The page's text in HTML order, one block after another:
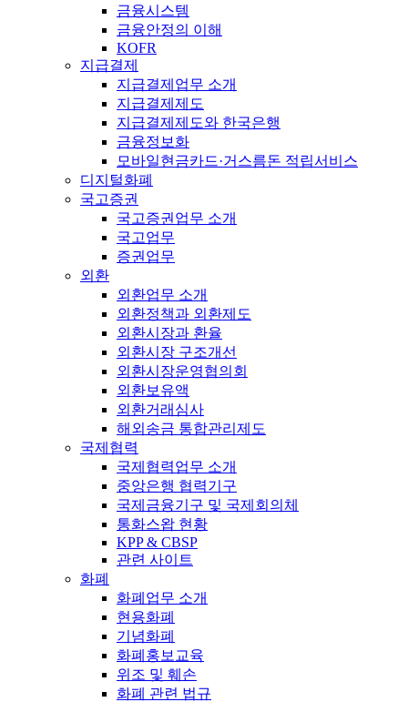
금융시스템
금융안정의 이해
KOFR
지급결제
지급결제업무 소개
지급결제제도
지급결제제도와 한국은행
금융정보화
모바일현금카드·거스름돈 적립서비스
디지털화폐
국고증권
국고증권업무 소개
국고업무
증권업무
외환
외환업무 소개
외환정책과 외환제도
외환시장과 환율
외환시장 구조개선
외환시장운영협의회
외환보유액
외환거래심사
해외송금 통합관리제도
국제협력
국제협력업무 소개
중앙은행 협력기구
국제금융기구 및 국제회의체
통화스왑 현황
KPP & CBSP
관련 사이트
화폐
화폐업무 소개
현용화폐
기념화폐
화폐홍보교육
위조 및 훼손
화폐 관련 법규